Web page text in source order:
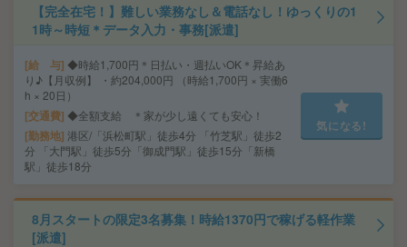
【完全在宅！】難しい業務なし＆電話なし！ゆっくりの1
1時～時短＊データ入力・事務[派遣]
給 与 ◆時給1,700円＊日払い・週払いOK＊昇給あ
り♪【月収例】 ・約204,000円 （時給1,700円 × 実働6
h × 20日）
交通費 ◆全額支給 ＊家が少し遠くても安心！
勤務地 港区/「浜松町駅」徒歩4分 「竹芝駅」徒歩2
分 「大門駅」徒歩5分「御成門駅」徒歩15分「新橋
駅」徒歩18分
気になる!
8月スタートの限定3名募集！時給1370円で稼げる軽作業
[派遣]